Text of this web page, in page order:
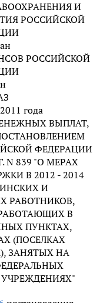
И
РОССИЙСКОЙ
РОССИЙСКОЙ
года
ВЫПЛАТ,
ФЕДЕРАЦИИ
N 839 "О МЕРАХ
В 2012 - 2014
И
РАБОТНИКОВ,
В
ПУНКТАХ,
(ПОСЕЛКАХ
ЗАНЯТЫХ НА